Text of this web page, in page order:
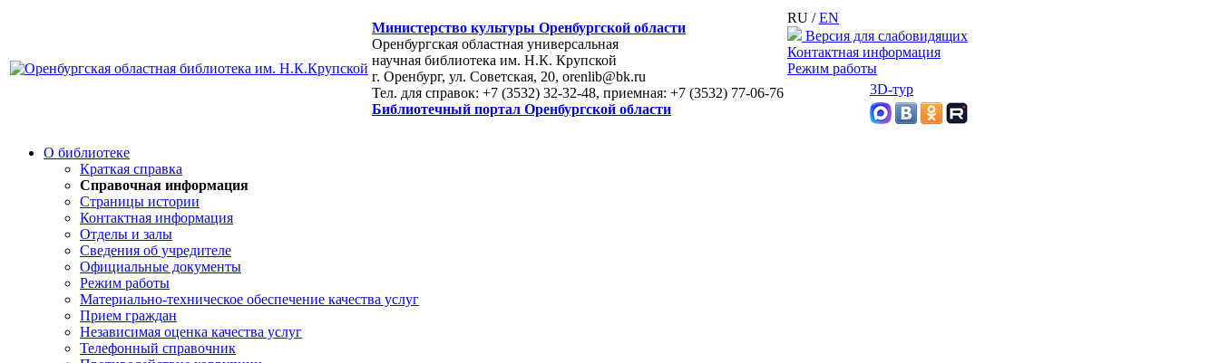
Министерство культуры Оренбургской области
Оренбургская областная универсальная
научная библиотека им. Н.К. Крупской
г. Оренбург, ул. Советская, 20, orenlib@bk.ru
Тел. для справок: +7 (3532) 32-32-48, приемная: +7 (3532) 77-06-76
Библиотечный портал Оренбургской области
RU /EN
Версия для слабовидящих
Контактная информация
Режим работы
3D-тур
О библиотеке
Краткая справка
Справочная информация
Страницы истории
Контактная информация
Отделы и залы
Сведения об учредителе
Официальные документы
Режим работы
Материально-техническое обеспечение качества услуг
Прием граждан
Независимая оценка качества услуг
Телефонный справочник